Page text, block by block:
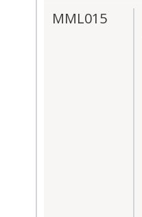
MML015